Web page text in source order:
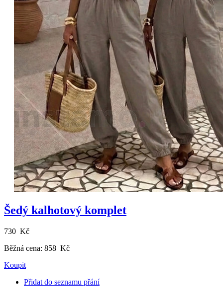
Šedý kalhotový komplet
730 Kč
Běžná cena: 858 Kč
Koupit
Přidat do seznamu přání